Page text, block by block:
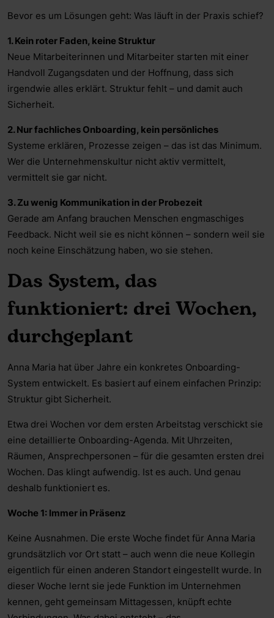
Bevor es um Lösungen geht: Was läuft in der Praxis schief?
1. Kein roter Faden, keine Struktur
Neue Mitarbeiterinnen und Mitarbeiter starten mit einer
Handvoll Zugangsdaten und der Hoffnung, dass sich
irgendwie alles erklärt. Struktur fehlt – und damit auch
Sicherheit.
2. Nur fachliches Onboarding, kein persönliches
Systeme erklären, Prozesse zeigen – das ist das Minimum.
Wer die Unternehmenskultur nicht aktiv vermittelt,
vermittelt sie gar nicht.
3. Zu wenig Kommunikation in der Probezeit
Gerade am Anfang brauchen Menschen engmaschiges
Feedback. Nicht weil sie es nicht können – sondern weil sie
noch keine Einschätzung haben, wo sie stehen.
Das System, das
funktioniert: drei Wochen,
durchgeplant
Anna Maria hat über Jahre ein konkretes Onboarding-
System entwickelt. Es basiert auf einem einfachen Prinzip:
Struktur gibt Sicherheit.
Etwa drei Wochen vor dem ersten Arbeitstag verschickt sie
eine detaillierte Onboarding-Agenda. Mit Uhrzeiten,
Räumen, Ansprechpersonen – für die gesamten ersten drei
Wochen. Das klingt aufwendig. Ist es auch. Und genau
deshalb funktioniert es.
Woche 1: Immer in Präsenz
Keine Ausnahmen. Die erste Woche findet für Anna Maria
grundsätzlich vor Ort statt – auch wenn die neue Kollegin
eigentlich für einen anderen Standort eingestellt wurde. In
dieser Woche lernt sie jede Funktion im Unternehmen
kennen, geht gemeinsam Mittagessen, knüpft echte